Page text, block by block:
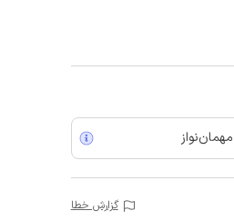
مهمان‌نواز
گزارش خطا